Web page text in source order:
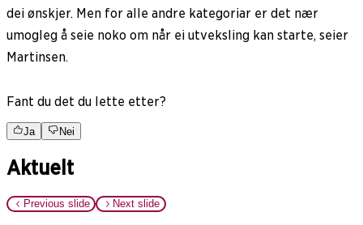
dei ønskjer. Men for alle andre kategoriar er det nær
umogleg å seie noko om når ei utveksling kan starte, seier
Martinsen.
Fant du det du lette etter?
Ja Nei
Aktuelt
Previous slide Next slide